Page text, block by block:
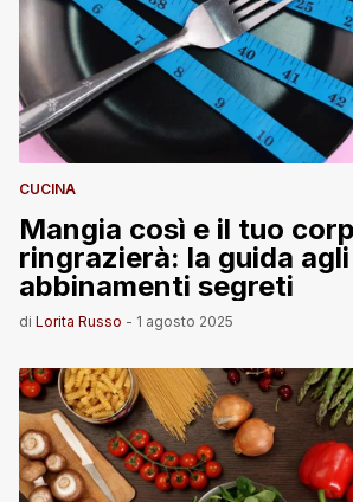
CUCINA
Mangia così e il tuo
ringrazierà: la guida agli
abbinamenti segreti
di Lorita Russo - 1 agosto 2025